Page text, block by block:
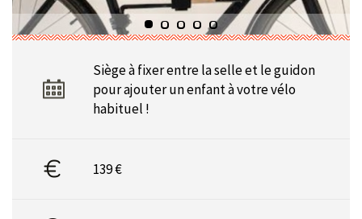
Siège à fixer entre la selle et le guidon
pour ajouter un enfant à votre vélo
habituel !
139 €